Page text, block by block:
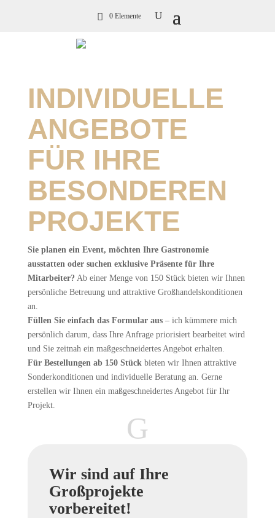
0 Elemente
INDIVIDUELLE
ANGEBOTE
FÜR IHRE
BESONDEREN
PROJEKTE
Sie planen ein Event, möchten Ihre Gastronomie
ausstatten oder suchen exklusive Präsente für Ihre
Mitarbeiter? Ab einer Menge von 150 Stück bieten wir Ihnen
persönliche Betreuung und attraktive Großhandelskonditionen
an.
Füllen Sie einfach das Formular aus– ich kümmere mich
persönlich darum, dass Ihre Anfrage priorisiert bearbeitet wird
und Sie zeitnah ein maßgeschneidertes Angebot erhalten.
Für Bestellungen ab 150 Stückbieten wir Ihnen attraktive
Sonderkonditionen und individuelle Beratung an. Gerne
erstellen wir Ihnen ein maßgeschneidertes Angebot für Ihr
Projekt.
G
Wir sind auf Ihre
Großprojekte
vorbereitet!